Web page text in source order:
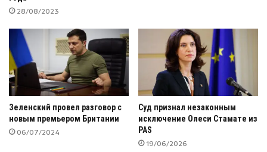
28/08/2023
Зеленский провел разговор с
новым премьером Британии
06/07/2024
Суд признал незаконным
исключение Олеси Стамате из
PAS
19/06/2026